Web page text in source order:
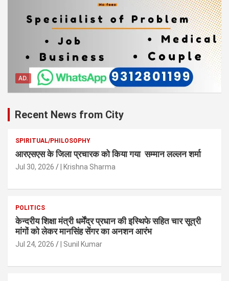
AD.
Recent News from City
SPIRITUAL/PHILOSOPHY
आरएसएस के जिला प्रचारक को किया गया सम्मान लल्लन शर्मा
Jul 30, 2026 | Krishna Sharma
POLITICS
केन्दरीय शिक्षा मंत्री धर्मेंद्र प्रधान की इस्थिफे सहित चार सूत्री
मांगों को लेकर मानसिंह सेंगर का अनशन आरंभ
Jul 24, 2026 | Sunil Kumar